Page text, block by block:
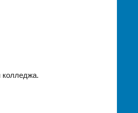
колледжа.